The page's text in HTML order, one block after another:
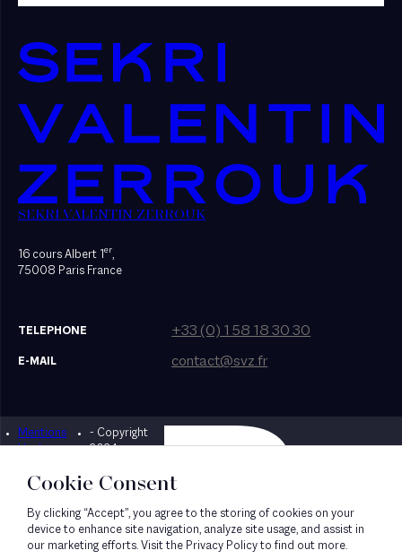
SEKRI VALENTIN ZERROUK
16 cours Albert 1er,
75008 Paris France
TELEPHONE +33 (0) 1 58 18 30 30
E-MAIL contact@svz.fr
Mentions
légales
- Copyright
2024
Designed by Bonhomme
Cookie Consent
By clicking “Accept”, you agree to the storing of cookies on your
device to enhance site navigation, analyze site usage, and assist in
our marketing efforts. Visit the Privacy Policy to find out more.